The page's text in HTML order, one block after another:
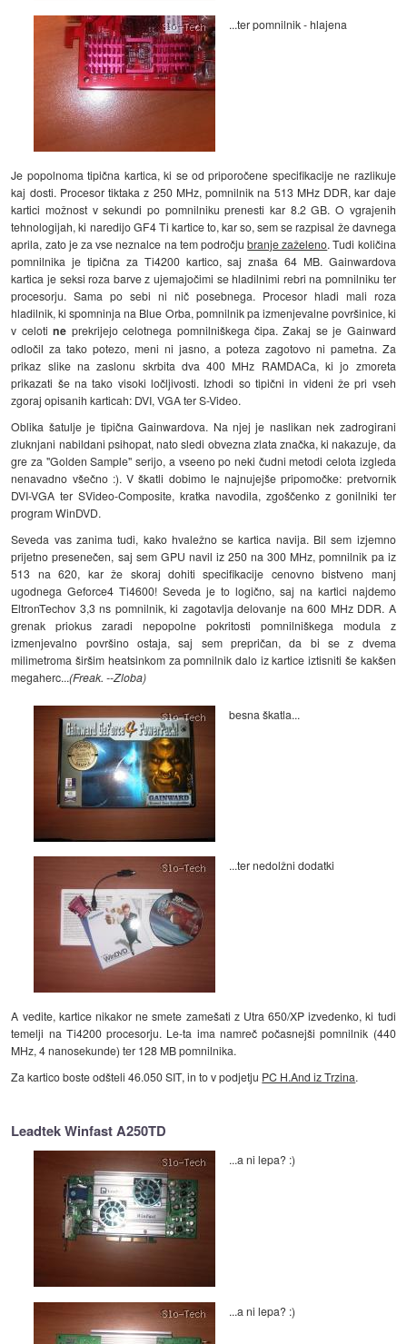
...ter pomnilnik - hlajena
Je popolnoma tipična kartica, ki se od priporočene specifikacije ne razlikuje
kaj dosti. Procesor tiktaka z 250 MHz, pomnilnik na 513 MHz DDR, kar daje
kartici možnost v sekundi po pomnilniku prenesti kar 8.2 GB. O vgrajenih
tehnologijah, ki naredijo GF4 Ti kartice to, kar so, sem se razpisal že davnega
aprila, zato je za vse neznalce na tem področjubranje zaželeno. Tudi količina
pomnilnika je tipična za Ti4200 kartico, saj znaša 64 MB. Gainwardova
kartica je seksi roza barve z ujemajočimi se hladilnimi rebri na pomnilniku ter
procesorju. Sama po sebi ni nič posebnega. Procesor hladi mali roza
hladilnik, ki spomninja na Blue Orba, pomnilnik pa izmenjevalne površinice, ki
v celotine prekrijejo celotnega pomnilniškega čipa. Zakaj se je Gainward
odločil za tako potezo, meni ni jasno, a poteza zagotovo ni pametna. Za
prikaz slike na zaslonu skrbita dva 400 MHz RAMDACa, ki jo zmoreta
prikazati še na tako visoki ločljivosti. Izhodi so tipični in videni že pri vseh
zgoraj opisanih karticah: DVI, VGA ter S-Video.
Oblika šatulje je tipična Gainwardova. Na njej je naslikan nek zadrogirani
zluknjani nabildani psihopat, nato sledi obvezna zlata značka, ki nakazuje, da
gre za "Golden Sample" serijo, a vseeno po neki čudni metodi celota izgleda
nenavadno všečno :). V škatli dobimo le najnujejše pripomočke: pretvornik
DVI-VGA ter SVideo-Composite, kratka navodila, zgoščenko z gonilniki ter
program WinDVD.
Seveda vas zanima tudi, kako hvaležno se kartica navija. Bil sem izjemno
prijetno presenečen, saj sem GPU navil iz 250 na 300 MHz, pomnilnik pa iz
513 na 620, kar že skoraj dohiti specifikacije cenovno bistveno manj
ugodnega Geforce4 Ti4600! Seveda je to logično, saj na kartici najdemo
EltronTechov 3,3 ns pomnilnik, ki zagotavlja delovanje na 600 MHz DDR. A
grenak priokus zaradi nepopolne pokritosti pomnilniškega modula z
izmenjevalno površino ostaja, saj sem prepričan, da bi se z dvema
milimetroma širšim heatsinkom za pomnilnik dalo iz kartice iztisniti še kakšen
megaherc...(Freak. --Zloba)
besna škatla...
...ter nedolžni dodatki
A vedite, kartice nikakor ne smete zamešati z Utra 650/XP izvedenko, ki tudi
temelji na Ti4200 procesorju. Le-ta ima namreč počasnejši pomnilnik (440
MHz, 4 nanosekunde) ter 128 MB pomnilnika.
Za kartico boste odšteli 46.050 SIT, in to v podjetju PC H.And iz Trzina.
Leadtek Winfast A250TD
...a ni lepa? :)
...a ni lepa? :)